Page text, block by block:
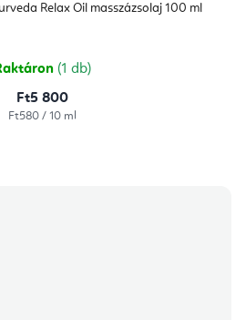
Relax Oil masszázsolaj 100 ml
(1 db)
Ft5 800
Egységár:
Ft580 / 10 ml